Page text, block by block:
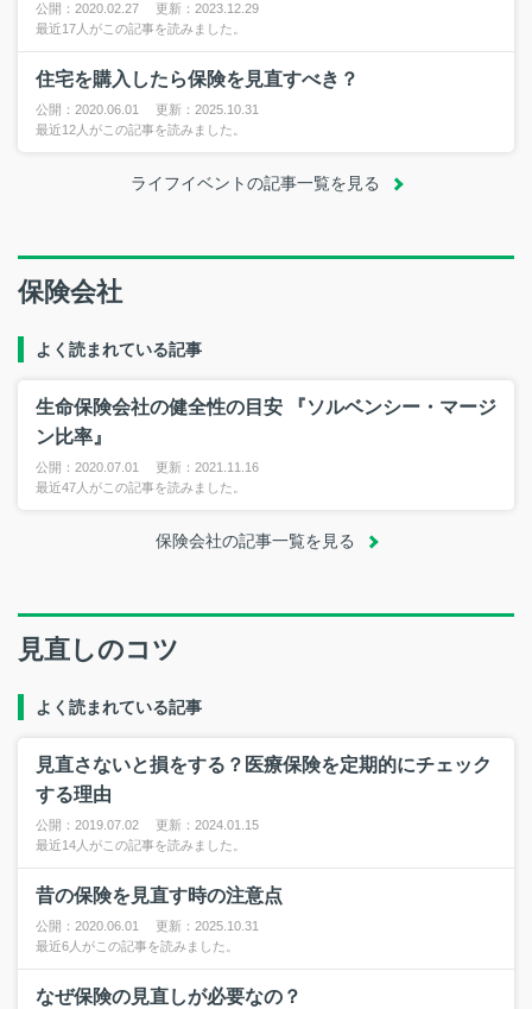
公開：2020.02.27 更新：2023.12.29
最近17人がこの記事を読みました。
住宅を購入したら保険を見直すべき？
公開：2020.06.01 更新：2025.10.31
最近12人がこの記事を読みました。
ライフイベントの記事一覧を見る
保険会社
よく読まれている記事
生命保険会社の健全性の目安 『ソルベンシー・マージ
ン比率』
公開：2020.07.01 更新：2021.11.16
最近47人がこの記事を読みました。
保険会社の記事一覧を見る
見直しのコツ
よく読まれている記事
見直さないと損をする？医療保険を定期的にチェック
する理由
公開：2019.07.02 更新：2024.01.15
最近14人がこの記事を読みました。
昔の保険を見直す時の注意点
公開：2020.06.01 更新：2025.10.31
最近6人がこの記事を読みました。
なぜ保険の見直しが必要なの？